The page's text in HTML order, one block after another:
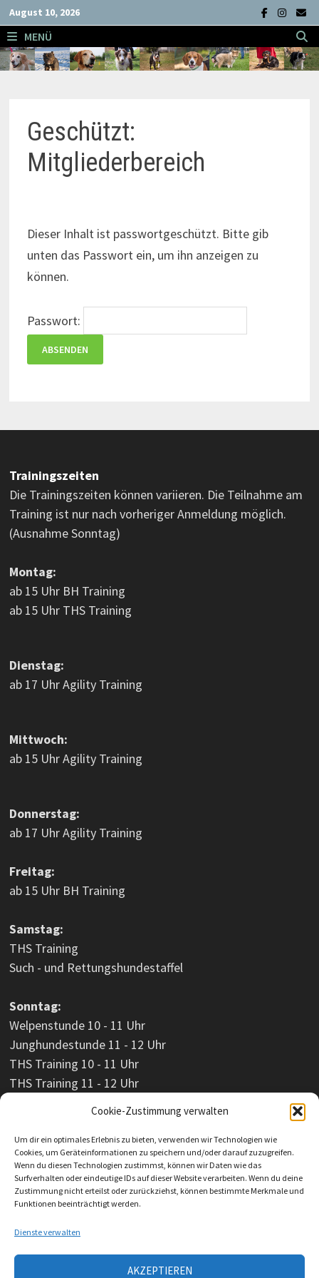
Cookie-Zustimmung verwalten
Um dir ein optimales Erlebnis zu bieten, verwenden wir Technologien wie
Cookies, um Geräteinformationen zu speichern und/oder darauf zuzugreifen.
Wenn du diesen Technologien zustimmst, können wir Daten wie das
Surfverhalten oder eindeutige IDs auf dieser Website verarbeiten. Wenn du deine
Zustimmung nicht erteilst oder zurückziehst, können bestimmte Merkmale und
Funktionen beeinträchtigt werden.
Dienste verwalten
AKZEPTIEREN
Zum
Inhalt
springen
August 10, 2026
MENÜ
Geschützt:
Mitgliederbereich
Dieser Inhalt ist passwortgeschützt. Bitte gib
unten das Passwort ein, um ihn anzeigen zu
können.
Passwort:
Trainingszeiten
Die Trainingszeiten können variieren. Die Teilnahme am
Training ist nur nach vorheriger Anmeldung möglich.
(Ausnahme Sonntag)
Montag:
ab 15 Uhr BH Training
ab 15 Uhr THS Training
Dienstag:
ab 17 Uhr Agility Training
Mittwoch:
ab 15 Uhr Agility Training
Donnerstag:
ab 17 Uhr Agility Training
Freitag:
ab 15 Uhr BH Training
Samstag:
THS Training
Such - und Rettungshundestaffel
Sonntag:
Welpenstunde 10 - 11 Uhr
Junghundestunde 11 - 12 Uhr
THS Training 10 - 11 Uhr
THS Training 11 - 12 Uhr